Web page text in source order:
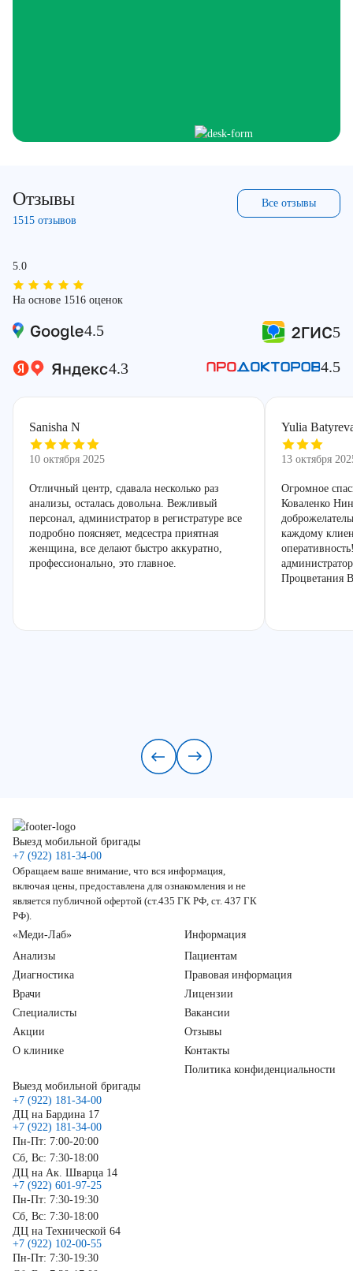
Отзывы
1515 отзывов
Все отзывы
5.0
На основе 1516 оценок
4.5 5
4.3 4.5
Sanisha N
10 октября 2025
Отличный центр, сдавала несколько раз
анализы, осталась довольна. Вежливый
персонал, администратор в регистратуре все
подробно поясняет, медсестра приятная
женщина, все делают быстро аккуратно,
профессионально, это главное.
Yulia
13 октября
Огромное
Коваленко
каждому
Выезд мобильной бригады
+7 (922) 181-34-00
Обращаем ваше внимание, что вся информация,
включая цены, предоставлена для ознакомления и не
является публичной офертой (ст.435 ГК РФ, ст. 437 ГК
РФ).
«Меди-Лаб»
Анализы
Диагностика
Врачи
Специалисты
Акции
О клинике
Информация
Пациентам
Правовая информация
Лицензии
Вакансии
Отзывы
Контакты
Политика конфиденциальности
Выезд мобильной бригады
+7 (922) 181-34-00
ДЦ на Бардина 17
+7 (922) 181-34-00
Пн-Пт: 7:00-20:00
Сб, Вс: 7:30-18:00
ДЦ на Ак. Шварца 14
+7 (922) 601-97-25
Пн-Пт: 7:30-19:30
Сб, Вс: 7:30-18:00
ДЦ на Технической 64
+7 (922) 102-00-55
Пн-Пт: 7:30-19:30